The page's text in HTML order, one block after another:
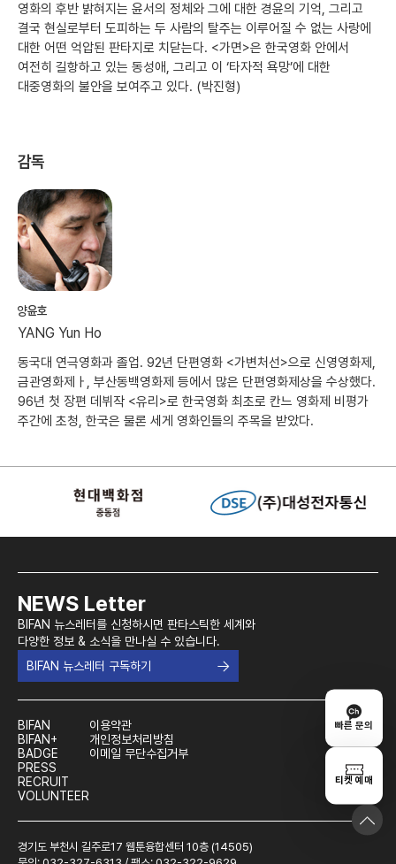
빠른 문의
티켓 예매
영화의 후반 밝혀지는 윤서의 정체와 그에 대한 경윤의 기억, 그리고
결국 현실로부터 도피하는 두 사람의 탈주는 이루어질 수 없는 사랑에
대한 어떤 억압된 판타지로 치닫는다. <가면>은 한국영화 안에서
여전히 길항하고 있는 동성애, 그리고 이 ‘타자적 욕망’에 대한
대중영화의 불안을 보여주고 있다. (박진형)
감독
양윤호
YANG Yun Ho
동국대 연극영화과 졸업. 92년 단편영화 <가변처선>으로 신영영화제,
금관영화제ㅏ, 부산동백영화제 등에서 많은 단편영화제상을 수상했다.
96년 첫 장편 데뷔작 <유리>로 한국영화 최초로 칸느 영화제 비평가
주간에 초청, 한국은 물론 세게 영화인들의 주목을 받았다.
NEWS Letter
BIFAN 뉴스레터를 신청하시면 판타스틱한 세계와
다양한 정보 & 소식을 만나실 수 있습니다.
BIFAN 뉴스레터 구독하기
BIFAN
BIFAN+
BADGE
PRESS
RECRUIT
VOLUNTEER
이용약관
개인정보처리방침
이메일 무단수집거부
경기도 부천시 길주로17 웹툰융합센터 10층 (14505)